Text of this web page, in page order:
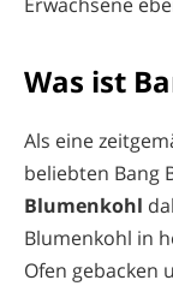
Was ist
Als eine
beliebten Bang
Blumenkohl
Blumenkohl in
Ofen gebacken